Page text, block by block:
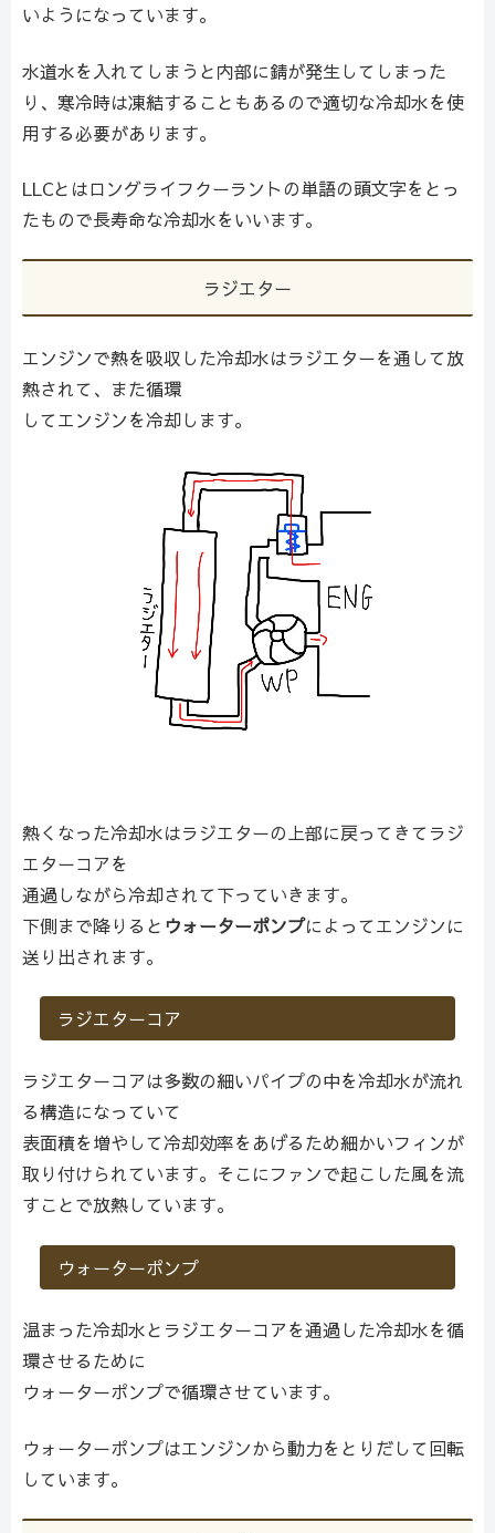
いようになっています。
水道水を入れてしまうと内部に錆が発生してしまった
り、寒冷時は凍結することもあるので適切な冷却水を使
用する必要があります。
LLCとはロングライフクーラントの単語の頭文字をとっ
たもので長寿命な冷却水をいいます。
ラジエター
エンジンで熱を吸収した冷却水はラジエターを通して放
熱されて、また循環
してエンジンを冷却します。
熱くなった冷却水はラジエターの上部に戻ってきてラジ
エターコアを
通過しながら冷却されて下っていきます。
下側まで降りると ウォーターポンプによってエンジンに
送り出されます。
ラジエターコア
ラジエターコアは多数の細いパイプの中を冷却水が流れ
る構造になっていて
表面積を増やして冷却効率をあげるため細かいフィンが
取り付けられています。そこにファンで起こした風を流
すことで放熱しています。
ウォーターポンプ
温まった冷却水とラジエターコアを通過した冷却水を循
環させるために
ウォーターポンプで循環させています。
ウォーターポンプはエンジンから動力をとりだして回転
しています。